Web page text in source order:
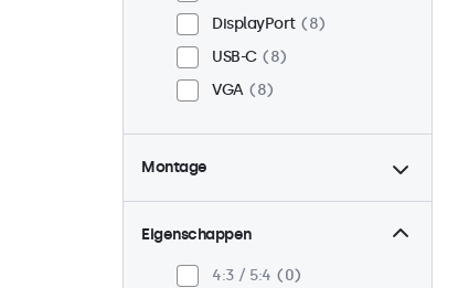
DisplayPort
8
USB-C
8
VGA
8
Montage
Panel mount
8
Inbouw
VESA 75 x 75
Eigenschappen
4:3 / 5:4
0